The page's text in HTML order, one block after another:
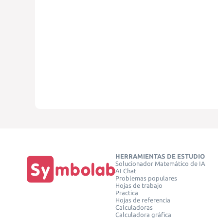
HERRAMIENTAS DE ESTUDIO
Solucionador Matemático de IA
AI Chat
Problemas populares
Hojas de trabajo
Practica
Hojas de referencia
Calculadoras
Calculadora gráfica